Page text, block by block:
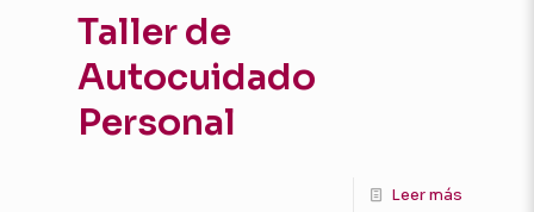
Taller de
Autocuidado
Personal
Leer más